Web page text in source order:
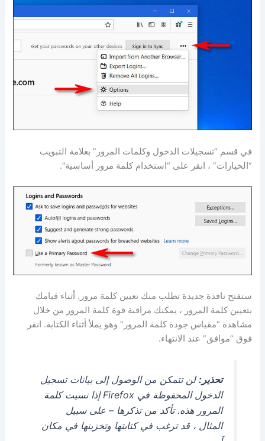
في قسم “تسجيلات الدخول وكلمات المرور” بعلامة التبويب
“الخيارات” ، انقر على “استخدام كلمة مرور أساسية”.
ستفتح نافذة جديدة تطلب منك تعيين كلمة مرور. أثناء قيامك
بتعيين كلمة المرور ، يمكنك مراقبة قوة كلمة المرور من خلال
مشاهدة “مقياس جودة كلمة المرور” وهو يملأ أثناء الكتابة. انقر
فوق “موافق” عند الانتهاء.
تحذير:لن تتمكن من الوصول إلى بيانات تسجيل
الدخول المحفوظة في Firefox إذا نسيت كلمة
المرور هذه. تأكد من تذكرها – على سبيل
المثال ، قد ترغب في كتابتها وتخزينها في مكان